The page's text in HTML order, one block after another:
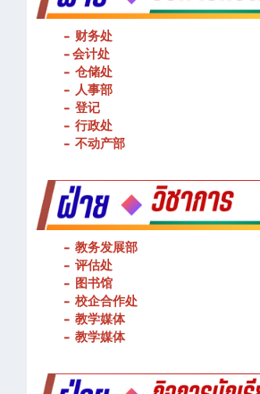
- 财务处
-会计处
- 仓储处
- 人事部
- 登记
- 行政处
- 不动产部
- 教务发展部
- 评估处
- 图书馆
- 校企合作处
- 教学媒体
- 教学媒体